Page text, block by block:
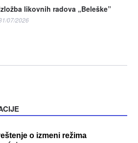
likovnih radova „Beleške”
07/2026
o izmeni režima